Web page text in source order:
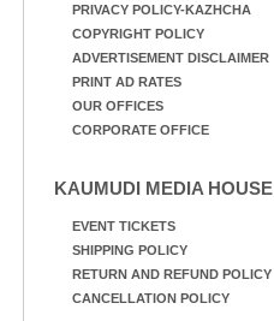
PRIVACY POLICY-KAZHCHA
COPYRIGHT POLICY
ADVERTISEMENT DISCLAIMER
PRINT AD RATES
OUR OFFICES
CORPORATE OFFICE
KAUMUDI MEDIA HOUSE
EVENT TICKETS
SHIPPING POLICY
RETURN AND REFUND POLICY
CANCELLATION POLICY